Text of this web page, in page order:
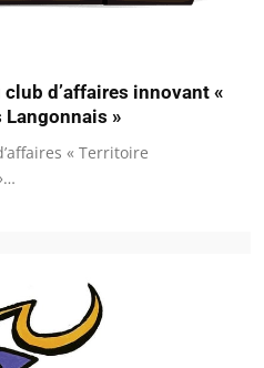
d’affaires innovant «
Langonnais »
« Territoire